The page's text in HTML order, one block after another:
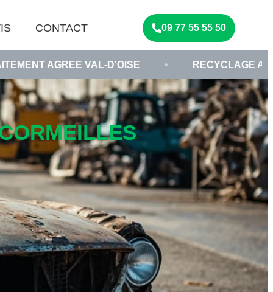
CONTACT 09 77 55 55 50
VAL-D'OISE • RECYCLAGE AUTOMOBILE 95